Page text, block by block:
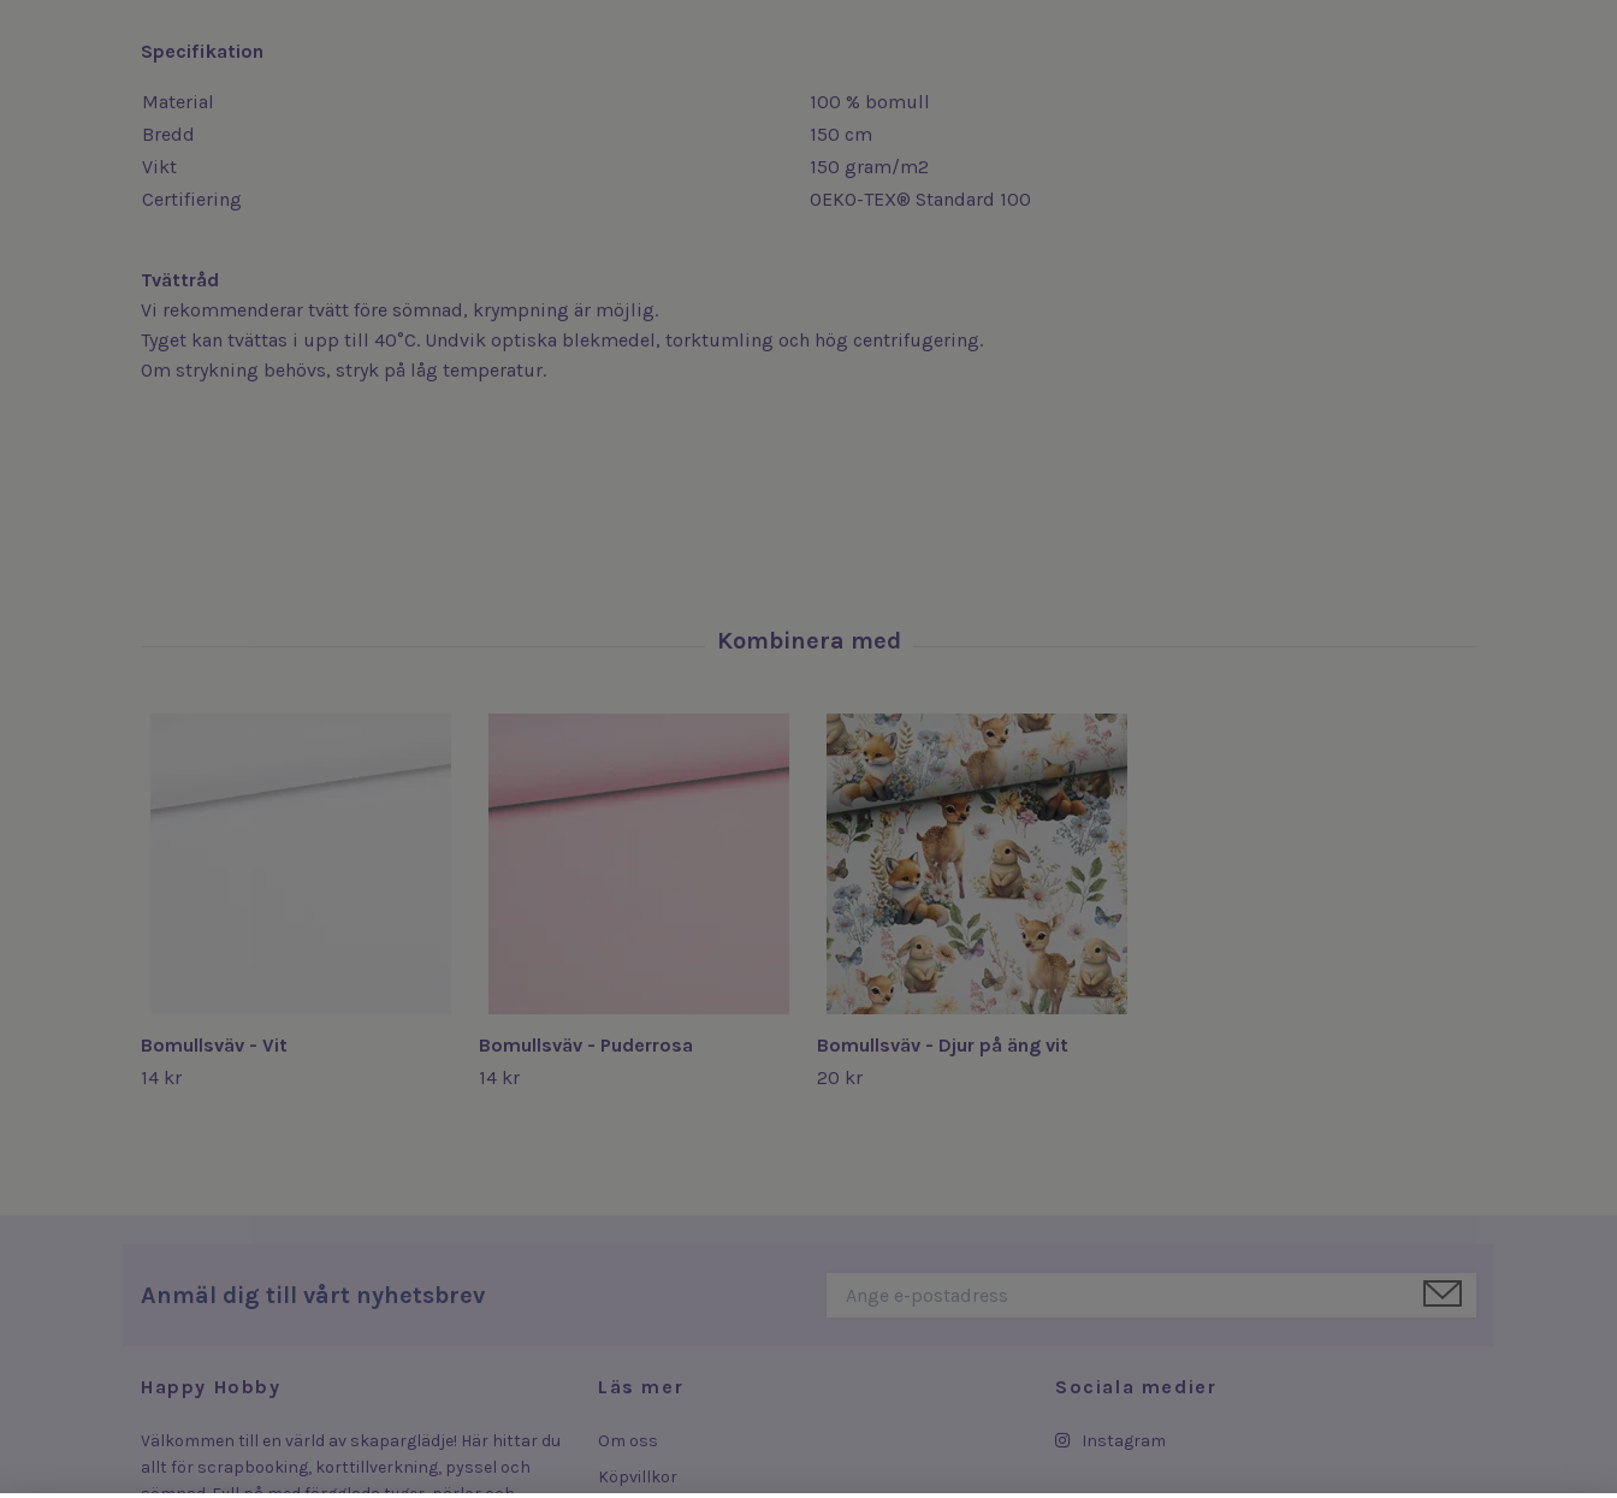
Specifikation
Material
100 % bomull
Bredd
150 cm
Vikt
150 gram/m2
Certifiering
OEKO-TEX® Standard 100
Tvättråd
Vi rekommenderar tvätt före sömnad, krympning är möjlig.
Tyget kan tvättas i upp till 40°C. Undvik optiska blekmedel, torktumling och hög centrifugering.
Om strykning behövs, stryk på låg temperatur.
Bomullsväv - Vit
14 kr
Bomullsväv - Puderrosa
14 kr
Bomullsväv - Djur på äng vit
20 kr
Anmäl dig till vårt nyhetsbrev
Happy Hobby
Välkommen till en värld av skaparglädje! Här hittar du
allt för scrapbooking, korttillverkning, pyssel och
Läs mer
Om oss
Köpvillkor
Sociala medier
Instagram